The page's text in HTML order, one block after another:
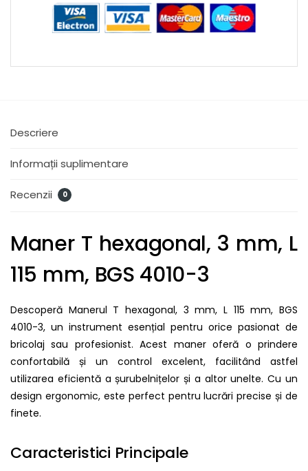
Descriere
Informații suplimentare
Recenzii 0
Maner T hexagonal, 3 mm, L
115 mm, BGS 4010-3
Descoperă Manerul T hexagonal, 3 mm, L 115 mm, BGS
4010-3, un instrument esențial pentru orice pasionat de
bricolaj sau profesionist. Acest maner oferă o prindere
confortabilă și un control excelent, facilitând astfel
utilizarea eficientă a șurubelnițelor și a altor unelte. Cu un
design ergonomic, este perfect pentru lucrări precise și de
finete.
Caracteristici Principale